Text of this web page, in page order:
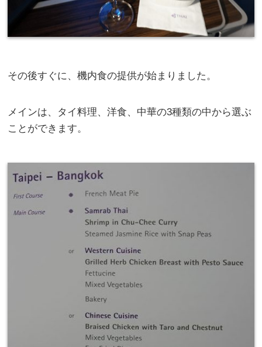
その後すぐに、機内食の提供が始まりました。
メインは、タイ料理、洋食、中華の3種類の中から選ぶ
ことができます。